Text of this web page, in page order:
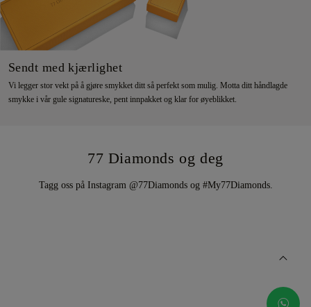
Sendt med kjærlighet
Vi legger stor vekt på å gjøre smykket ditt så perfekt som mulig. Motta ditt håndlagde
smykke i vår gule signatureske, pent innpakket og klar for øyeblikket.
77 Diamonds og deg
Tagg oss på Instagram @77Diamonds og #My77Diamonds.